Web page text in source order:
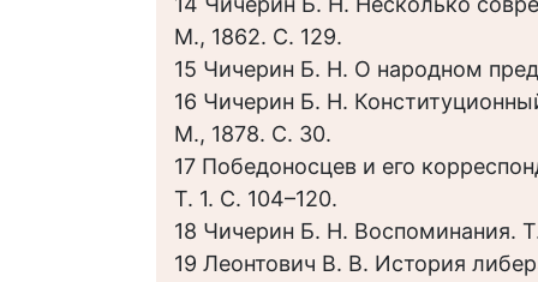
М., 1862. С. 129.
15 Чичерин Б. Н. О народном
16 Чичерин Б. Н.
М., 1878. С. 30.
17 Победоносцев и его
Т. 1. С. 104–120.
18 Чичерин Б. Н. Воспоминания.
19 Леонтович В. В. История